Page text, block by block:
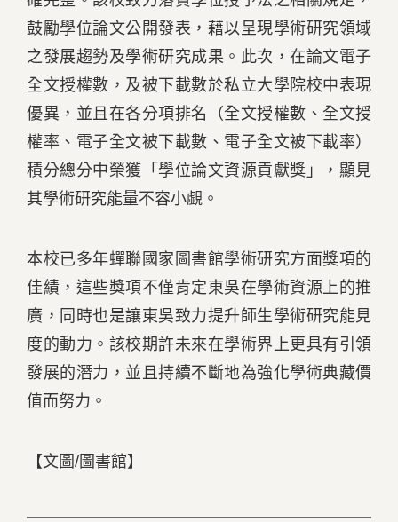
鼓勵學位論文公開發表，藉以呈現學術研究領域
之發展趨勢及學術研究成果。此次，在論文電子
全文授權數，及被下載數於私立大學院校中表現
優異，並且在各分項排名（全文授權數、全文授
權率、電子全文被下載數、電子全文被下載率）
積分總分中榮獲「學位論文資源貢獻獎」，顯見
其學術研究能量不容小覷。
本校已多年蟬聯國家圖書館學術研究方面獎項的
佳績，這些獎項不僅肯定東吳在學術資源上的推
廣，同時也是讓東吳致力提升師生學術研究能見
度的動力。該校期許未來在學術界上更具有引領
發展的潛力，並且持續不斷地為強化學術典藏價
值而努力。
【文圖/圖書館】